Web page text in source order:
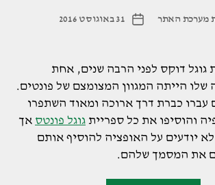
מערכת האתר
תאריך
31 באוגוסט 2016
גוגל דוקס לפני הרבה שנים, אחת
שלו הייתה המגוון המצומצם של פונטים.
עברו כברת דרך ארוכה ומאוד השתפרו
והוסיפו את כל ספריית גוגל פונטס אך
יודעים על האופציה להוסיף אותם
את המסמך שלהם.